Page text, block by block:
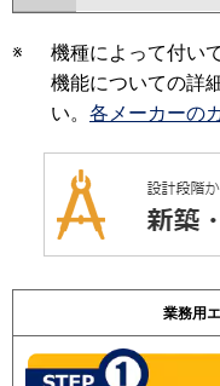
※
機種によって付い
機能についての詳
い。 各メーカーの
業務用